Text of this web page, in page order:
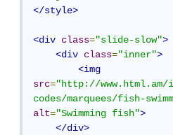
</style>
<div class="slide-slow">
<div
class="inner">
<img
src="http://www.html.am/
codes/marquees/fish-
alt="Swimming fish">
</div>